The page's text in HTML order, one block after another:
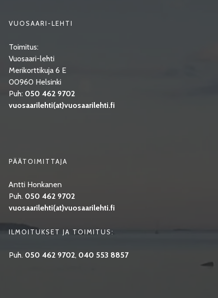
VUOSAARI-LEHTI
Toimitus:
Vuosaari-lehti
Merikorttikuja 6 E
00960 Helsinki
Puh: 050 462 9702
vuosaarilehti(at)vuosaarilehti.fi
PÄÄTOIMITTAJA
Antti Honkanen
Puh. 050 462 9702
vuosaarilehti(at)vuosaarilehti.fi
ILMOITUKSET JA TOIMITUS:
Puh. 050 462 9702, 040 553 8857